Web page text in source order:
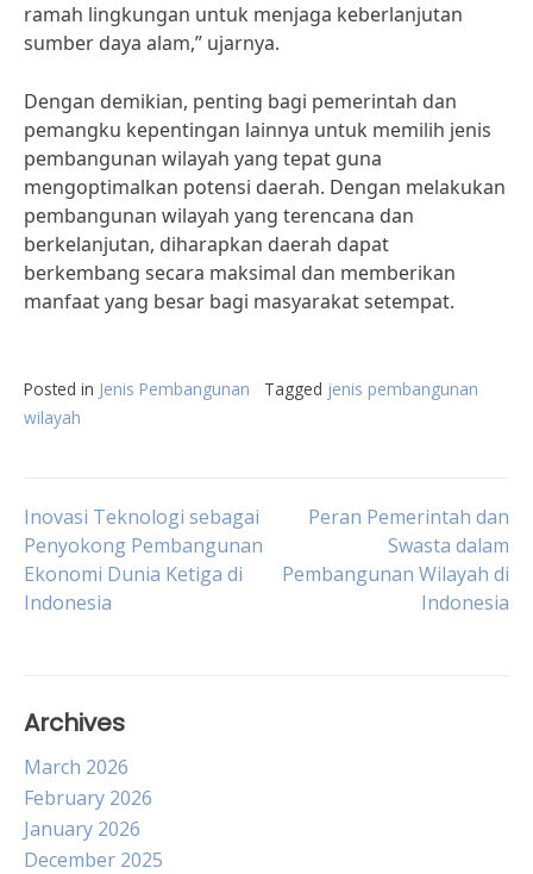
ramah lingkungan untuk menjaga keberlanjutan
sumber daya alam,” ujarnya.
Dengan demikian, penting bagi pemerintah dan
pemangku kepentingan lainnya untuk memilih jenis
pembangunan wilayah yang tepat guna
mengoptimalkan potensi daerah. Dengan melakukan
pembangunan wilayah yang terencana dan
berkelanjutan, diharapkan daerah dapat
berkembang secara maksimal dan memberikan
manfaat yang besar bagi masyarakat setempat.
Posted in Jenis Pembangunan Tagged jenis pembangunan
wilayah
Post
navigation
Inovasi Teknologi sebagai
Penyokong Pembangunan
Ekonomi Dunia Ketiga di
Indonesia
Peran Pemerintah dan
Swasta dalam
Pembangunan Wilayah di
Indonesia
Archives
March 2026
February 2026
January 2026
December 2025